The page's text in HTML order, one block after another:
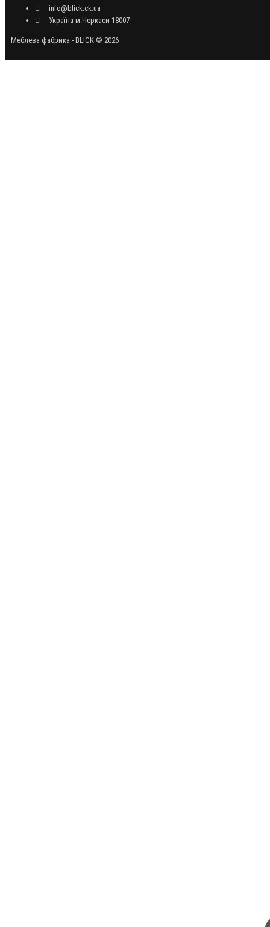
info@blick.ck.ua
Україна м.Черкаси 18007
Меблева фабрика - BLICK © 2026